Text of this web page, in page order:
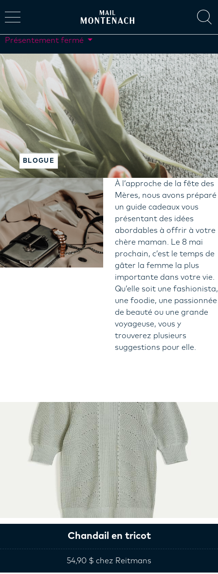
Présentement fermé
BLOGUE
À l’approche de la fête des
Mères, nous avons préparé
un guide cadeaux vous
présentant des idées
abordables à offrir à votre
chère maman. Le 8 mai
prochain, c’est le temps de
gâter la femme la plus
importante dans votre vie.
Qu’elle soit une fashionista,
une foodie, une passionnée
de beauté ou une grande
voyageuse, vous y
trouverez plusieurs
suggestions pour elle.
Chandail en tricot
54,90 $ chez Reitmans